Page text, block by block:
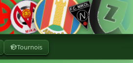
Tournois